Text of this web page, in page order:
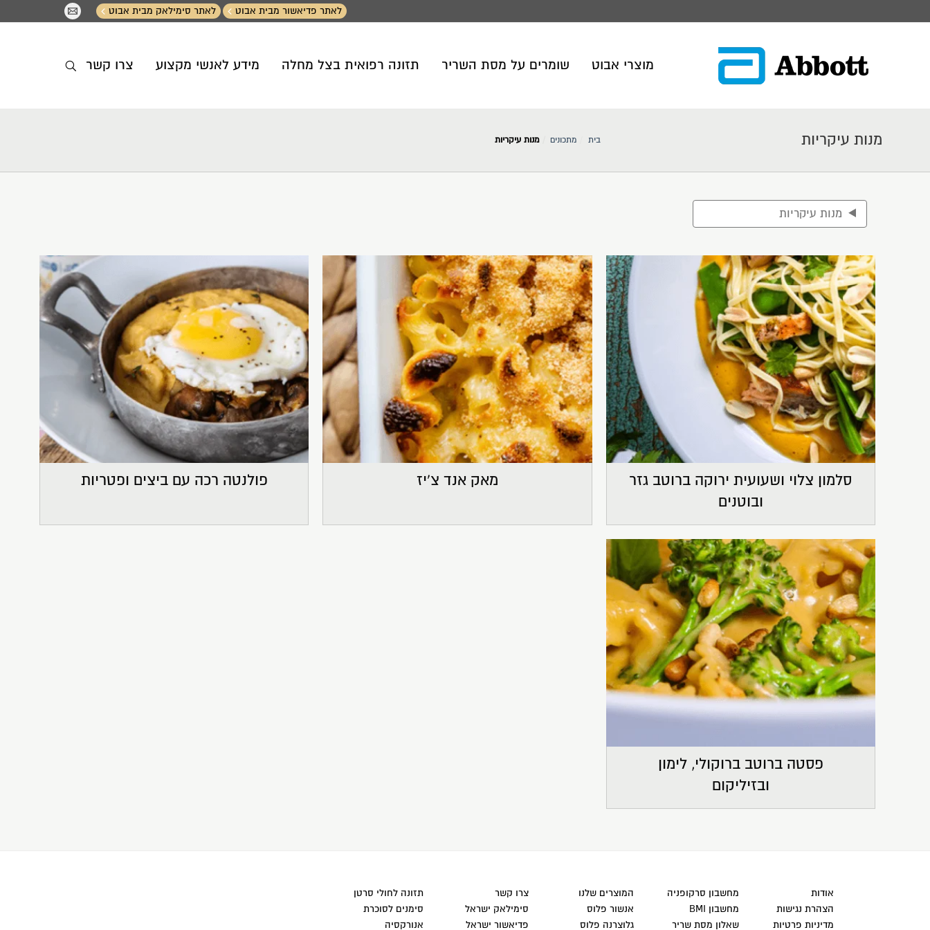
לאתר פדיאשור מבית אבוט לאתר סימילאק מבית אבוט
מוצרי אבוט שומרים על מסת השריר תזונה רפואית בצל מחלה מידע לאנשי מקצוע צרו קשר
מנות עיקריות בית מתכונים מנות עיקריות
מנות עיקריות
סלמון צלוי ושעועית ירוקה ברוטב גזר
ובוטנים
מאק אנד צ'יז פולנטה רכה עם ביצים ופטריות
פסטה ברוטב ברוקולי, לימון
ובזיליקום
אודות
הצהרת נגישות
מדיניות פרטיות
מחשבון סרקופניה
מחשבון BMI
שאלון מסת שריר
המוצרים שלנו
אנשור פלוס
גלוצרנה פלוס
צרו קשר
סימילאק ישראל
פדיאשור ישראל
תזונה לחולי סרטן
סימנים לסוכרת
אנורקסיה